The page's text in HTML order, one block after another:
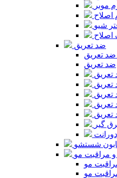
موبر
اصلاح
شیو
اصلاح
ضد تعریق
تعریق
ضد تعریق
تعریق
تعریق
گیر
شستشو
و مراقبت مو
مو
مو